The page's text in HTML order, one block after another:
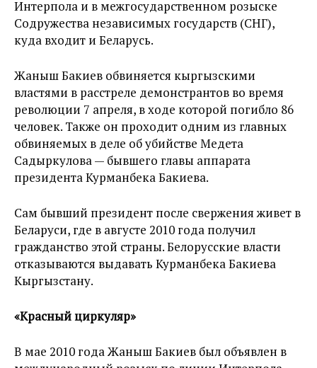
Интерпола и в межгосударственном розыске
Содружества независимых государств (СНГ),
куда входит и Беларусь.
Жаныш Бакиев обвиняется кыргызскими
властями в расстреле демонстрантов во время
революции 7 апреля, в ходе которой погибло 86
человек. Также он проходит одним из главных
обвиняемых в деле об убийстве Медета
Садыркулова — бывшего главы аппарата
президента Курманбека Бакиева.
Сам бывший президент после свержения живет в
Беларуси, где в августе 2010 года получил
гражданство этой страны. Белорусские власти
отказываются выдавать Курманбека Бакиева
Кыргызстану.
«Красный циркуляр»
В мае 2010 года Жаныш Бакиев был объявлен в